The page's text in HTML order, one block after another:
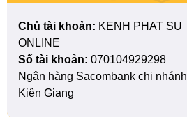
Chủ tài khoản: KENH PHAT SU
ONLINE
Số tài khoản: 070104929298
Ngân hàng Sacombank chi nhánh
Kiên Giang